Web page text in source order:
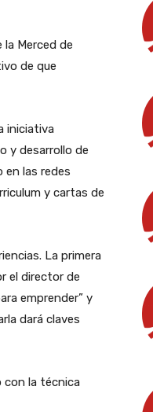
Merced de
de que
iniciativa
y desarrollo de
en las redes
y cartas de
La primera
el director de
emprender” y
dará claves
con la técnica